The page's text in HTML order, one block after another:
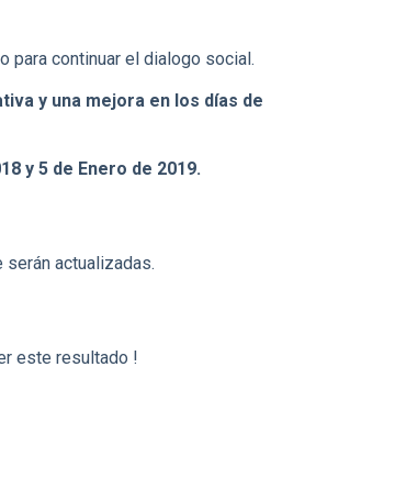
para continuar el dialogo social.
y una mejora en los días de
y 5 de Enero de 2019.
actualizadas.
este resultado !